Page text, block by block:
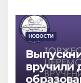
НОВОСТИ
вручили